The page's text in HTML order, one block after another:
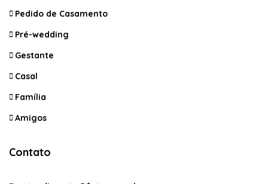
Pedido de Casamento
Pré-wedding
Gestante
Casal
Família
Amigos
Contato